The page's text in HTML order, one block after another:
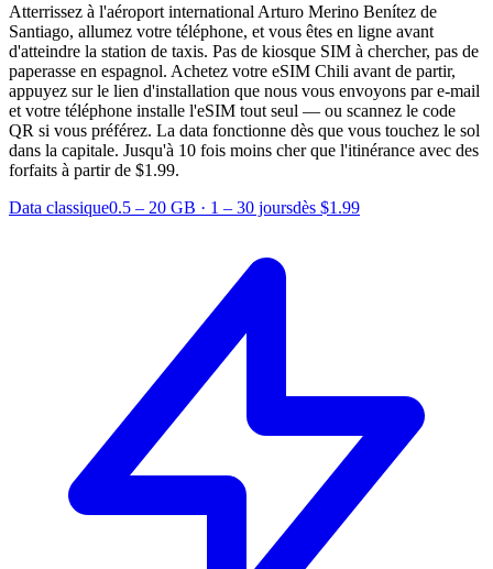
Atterrissez à l'aéroport international Arturo Merino Benítez de
Santiago, allumez votre téléphone, et vous êtes en ligne avant
d'atteindre la station de taxis. Pas de kiosque SIM à chercher, pas de
paperasse en espagnol. Achetez votre eSIM Chili avant de partir,
appuyez sur le lien d'installation que nous vous envoyons par e-mail
et votre téléphone installe l'eSIM tout seul — ou scannez le code
QR si vous préférez. La data fonctionne dès que vous touchez le sol
dans la capitale. Jusqu'à 10 fois moins cher que l'itinérance avec des
forfaits à partir de $1.99.
Data classique0.5 – 20 GB · 1 – 30 joursdès $1.99